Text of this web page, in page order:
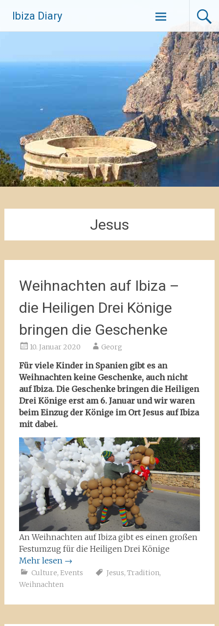
Inhalt
springen
Ibiza Diary
Jesus
Weihnachten auf Ibiza –
die Heiligen Drei Könige
bringen die Geschenke
10. Januar 2020 Georg
Für viele Kinder in Spanien gibt es an
Weihnachten keine Geschenke, auch nicht
auf Ibiza. Die Geschenke bringen die Heiligen
Drei Könige erst am 6. Januar und wir waren
beim Einzug der Könige im Ort Jesus auf Ibiza
mit dabei.
An Weihnachten auf Ibiza gibt es einen großen
Festumzug für die Heiligen Drei Könige
Mehr lesen →
Culture, Events Jesus, Tradition,
Weihnachten